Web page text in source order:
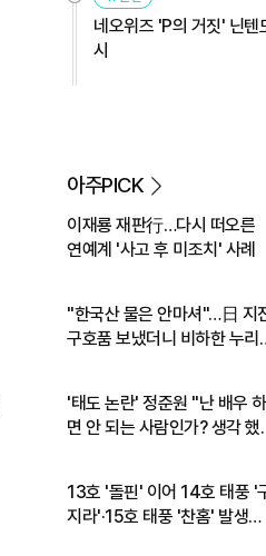
네오위즈 'P의 거짓' 닌텐
시
아주PICK
이재룡 재판行…다시 떠오른
연예계 '사고 후 미조치' 사례
"한국산 물은 안마셔"…日 지
구호품 보냈더니 비하한 누리
'태도 논란' 정준원 "난 배우 하
면 안 되는 사람인가? 생각 했
13호 '돌핀' 이어 14호 태풍 '
지라'·15호 태풍 '찬홈' 발생…